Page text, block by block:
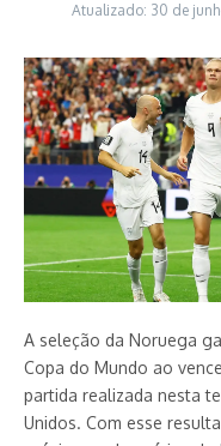
Atualizado: 30 de
A seleção da Noruega
Copa do Mundo ao
partida realizada nesta
Unidos. Com esse